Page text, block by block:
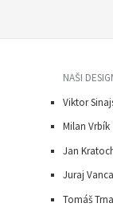
NAŠI
Viktor
Milan Vrbík
Jan
Juraj Vanca
Tomáš